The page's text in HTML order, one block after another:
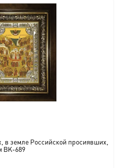
в земле Российской просиявших,
BK-689